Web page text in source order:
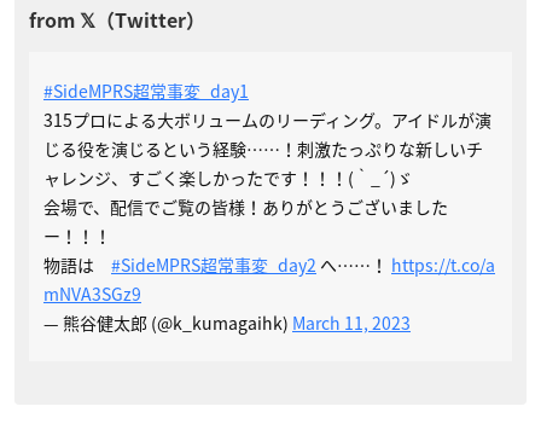
#SideMPRS超常事変_day1
315プロによる大ボリュームのリーディング。アイドルが演
じる役を演じるという経験……！刺激たっぷりな新しいチ
ャレンジ、すごく楽しかったです！！！(｀_´)ゞ
会場で、配信でご覧の皆様！ありがとうございました
ー！！！
物語は #SideMPRS超常事変_day2 へ……！ https://t.co/a
mNVA3SGz9
— 熊谷健太郎 (@k_kumagaihk) March 11, 2023